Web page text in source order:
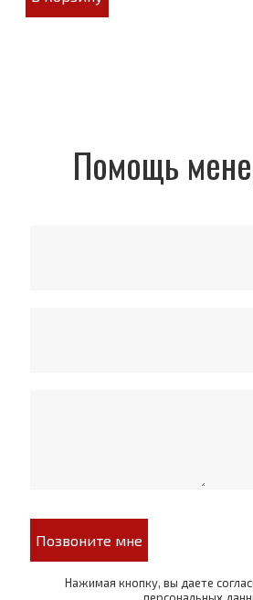
Помощь
Позвоните мне
Нажимая кнопку, вы даете